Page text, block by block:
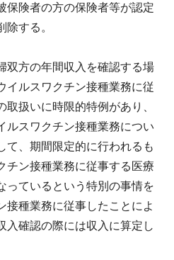
険者の方の保険者等が認定
する。
方の年間収入を確認する場
イルスワクチン接種業務に従
扱いに時限的特例があり、
ルスワクチン接種業務につい
て、期間限定的に行われるも
チン接種業務に従事する医療
っているという特別の事情を
接種業務に従事したことによ
入確認の際には収入に算定し